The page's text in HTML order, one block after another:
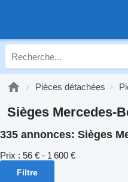
Pièces détachées
Sièges Mercedes-
335 annonces: Sièges
Prix : 56 € - 1 600 €
Filtre